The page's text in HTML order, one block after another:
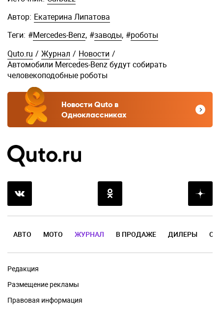
Автор: Екатерина Липатова
Теги: #Mercedes-Benz, #заводы, #роботы
Quto.ru / Журнал / Новости /
Автомобили Mercedes-Benz будут собирать
человекоподобные роботы
Новости Quto в
Одноклассниках
АВТО МОТО ЖУРНАЛ В ПРОДАЖЕ ДИЛЕРЫ
Редакция
Размещение рекламы
Правовая информация